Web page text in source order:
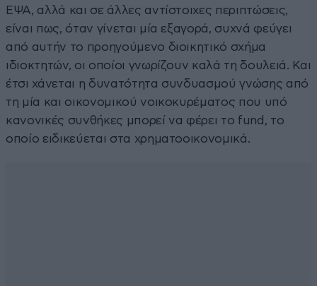
ΕΨΑ, αλλά και σε άλλες αντίστοιχες περιπτώσεις,
είναι πως, όταν γίνεται μία εξαγορά, συχνά φεύγει
από αυτήν το προηγούμενο διοικητικό σχήμα
ιδιοκτητών, οι οποίοι γνωρίζουν καλά τη δουλειά. Και
έτσι χάνεται η δυνατότητα συνδυασμού γνώσης από
τη μία και οικονομικού νοικοκυρέματος που υπό
κανονικές συνθήκες μπορεί να φέρει το fund, το
οποίο ειδικεύεται στα χρηματοοικονομικά.